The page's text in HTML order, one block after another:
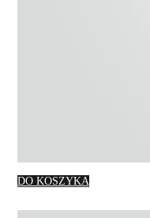
DO KOSZYKA